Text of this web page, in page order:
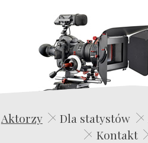
Aktorzy Dla statystów
Kontakt